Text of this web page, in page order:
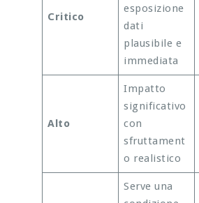
Critico
esposizione
dati
plausibile e
immediata
Alto
Impatto
significativo
con
sfruttament
o realistico
Serve una